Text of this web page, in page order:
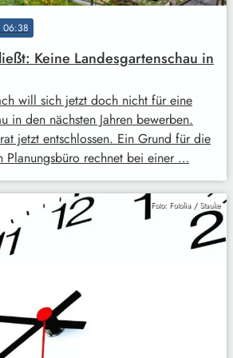
06:38
Keine Landesgartenschau in
will sich jetzt doch nicht für eine
in den nächsten Jahren bewerben.
jetzt entschlossen. Ein Grund für die
Planungsbüro rechnet bei einer …
Foto: Fotolia / Stauke